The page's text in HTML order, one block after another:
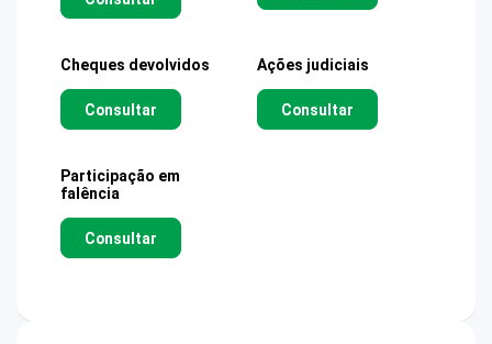
Cheques devolvidos
Consultar
Ações judiciais
Consultar
Participação em
falência
Consultar